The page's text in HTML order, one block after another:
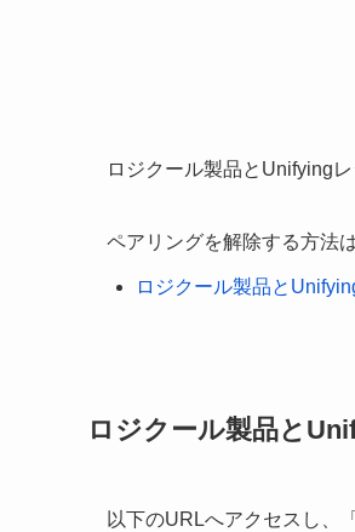
ロジクール製品とUnifying
ペアリングを解除する方法
ロジクール製品と
ロジクール製品と
以下のURLへアクセスし、